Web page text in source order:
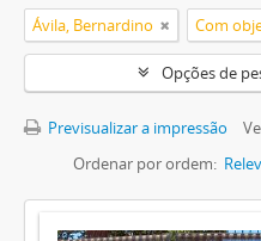
Ávila, Bernardino Com
Opções de
Previsualizar a impressão
Ordenar por ordem: